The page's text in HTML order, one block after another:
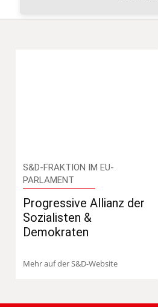
S&D-FRAKTION IM EU-
PARLAMENT
Progressive Allianz der
Sozialisten &
Demokraten
Mehr auf der S&D-Website